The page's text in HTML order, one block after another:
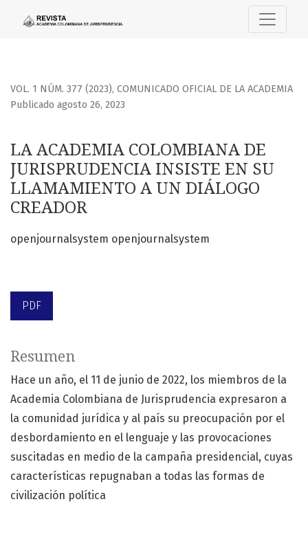
LA ACADEMIA COLOMBIANA DE JURISPRUDENCIA INSISTE
VOL. 1 NÚM. 377 (2023), COMUNICADO OFICIAL DE LA ACADEMIA
LA ACADEMIA COLOMBIANA DE
JURISPRUDENCIA INSISTE EN SU
LLAMAMIENTO A UN DIÁLOGO
CREADOR
Publicado agosto 26, 2023
openjournalsystem openjournalsystem
PDF
Resumen
Hace un año, el 11 de junio de 2022, los miembros de la
Academia Colombiana de Jurisprudencia expresaron a
la comunidad jurídica y al país su preocupación por el
desbordamiento en el lenguaje y las provocaciones
suscitadas en medio de la campaña presidencial, cuyas
características repugnaban a todas las formas de
civilización política